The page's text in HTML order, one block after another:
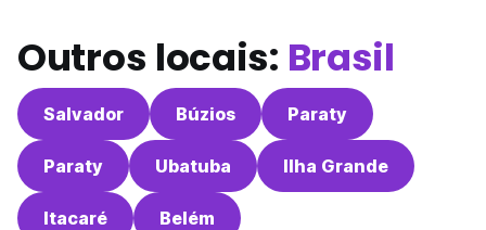
Outros locais: Brasil
Salvador Búzios Paraty
Paraty Ubatuba Ilha Grande
Itacaré Belém